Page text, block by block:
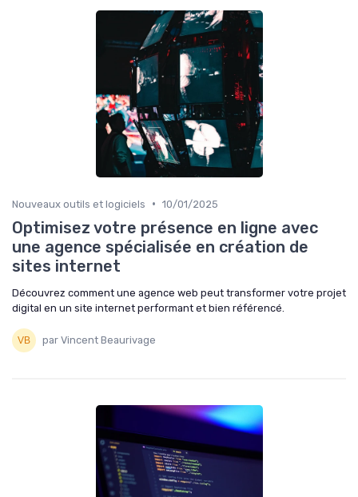
Nouveaux outils et logiciels • 10/01/2025
Optimisez votre présence en ligne avec
une agence spécialisée en création de
sites internet
Découvrez comment une agence web peut transformer votre projet
digital en un site internet performant et bien référencé.
par Vincent Beaurivage